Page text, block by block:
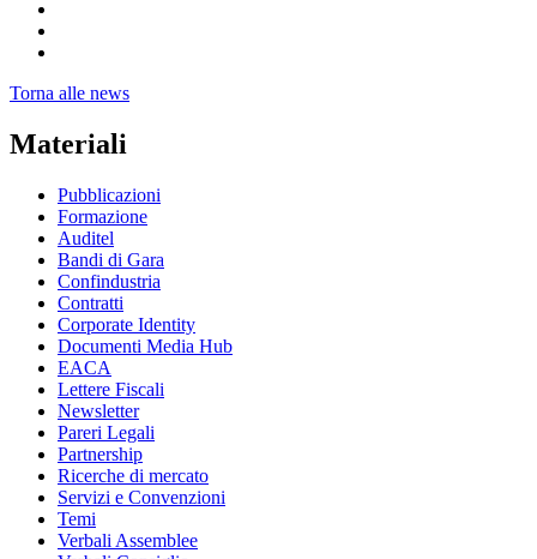
Torna alle news
Materiali
Pubblicazioni
Formazione
Auditel
Bandi di Gara
Confindustria
Contratti
Corporate Identity
Documenti Media Hub
EACA
Lettere Fiscali
Newsletter
Pareri Legali
Partnership
Ricerche di mercato
Servizi e Convenzioni
Temi
Verbali Assemblee